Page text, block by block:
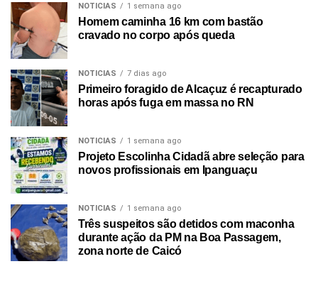
NOTICIAS 1 semana ago
Homem caminha 16 km com bastão
cravado no corpo após queda
NOTICIAS 7 dias ago
Primeiro foragido de Alcaçuz é recapturado
horas após fuga em massa no RN
NOTICIAS 1 semana ago
Projeto Escolinha Cidadã abre seleção para
novos profissionais em Ipanguaçu
NOTICIAS 1 semana ago
Três suspeitos são detidos com maconha
durante ação da PM na Boa Passagem,
zona norte de Caicó